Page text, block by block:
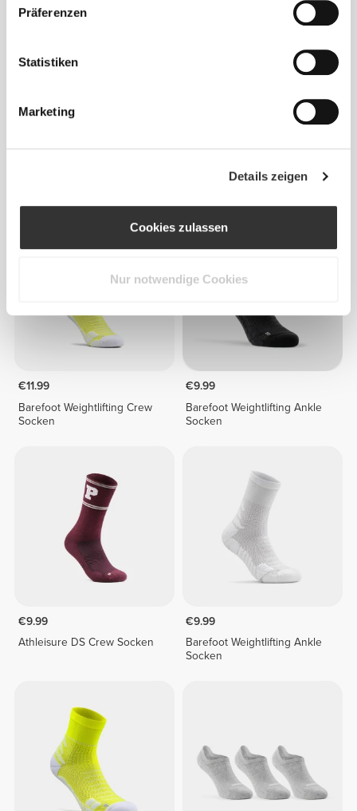
Präferenzen
Statistiken
Marketing
Details zeigen
Cookies zulassen
Nur notwendige Cookies
€12.99
€11.99
Barefoot Weightlifting Crew
€11.99
Barefoot Weightlifting Crew
Socken
€9.99
Barefoot Weightlifting Ankle
Socken
€9.99
Athleisure DS Crew Socken
€9.99
Barefoot Weightlifting Ankle
Socken